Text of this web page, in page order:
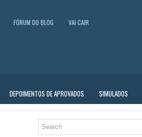
FÓRUM DO BLOG VAI CAIR
DEPOIMENTOS DE APROVADOS SIMULADOS